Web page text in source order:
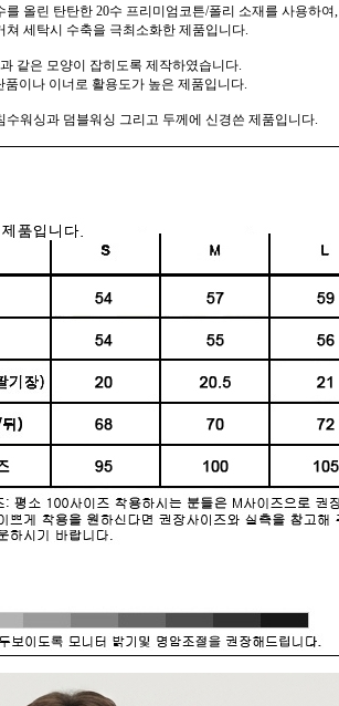
올린 탄탄한 20수 프리미엄코튼/폴리 소재를 사용하여,
쳐 세탁시 수축을 극최소화한 제품입니다.
같은 모양이 잡히도록 제작하였습니다.
품이나 이너로 활용도가 높은 제품입니다.
워싱과 덤블워싱 그리고 두께에 신경쓴 제품입니다.